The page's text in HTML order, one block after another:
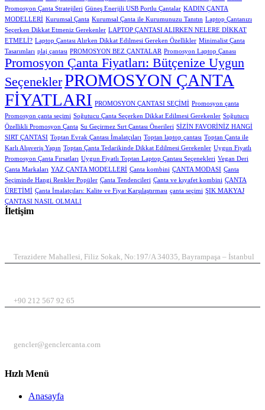
Promosyon Çanta Stratejileri Güneş Enerjili USB Portlu Çantalar KADIN ÇANTA
MODELLERİ Kurumsal Çanta Kurumsal Çanta ile Kurumunuzu Tanıtın Laptop Çantanızı
Seçerken Dikkat Etmeniz Gerekenler LAPTOP ÇANTASI ALIRKEN NELERE DİKKAT
ETMELİ? Laptop Çantası Alırken Dikkat Edilmesi Gereken Özellikler Minimalist Çanta
Tasarımları plaj çantası PROMOSYON BEZ ÇANTALAR Promosyon Laptop Çanası
Promosyon Çanta Fiyatları: Bütçenize Uygun
SeçeneklerPROMOSYON ÇANTA
FİYATLARI PROMOSYON ÇANTASI SEÇİMİ Promosyon çanta
Promosyon çanta seçimi Soğutucu Çanta Seçerken Dikkat Edilmesi Gerekenler Soğutucu
Özellikli Promosyon Çanta Su Geçirmez Sırt Çantası Önerileri SİZİN FAVORİNİZ HANGİ
SIRT ÇANTASI Toptan Evrak Çantası İmalatçıları Toptan laptop çantası Toptan Çanta ile
Karlı Alışveriş Yapın Toptan Çanta Tedarikinde Dikkat Edilmesi Gerekenler Uygun Fiyatlı
Promosyon Çanta Fırsatları Uygun Fiyatlı Toptan Laptop Çantası Seçenekleri Vegan Deri
Çanta Markaları YAZ ÇANTA MODELLERİ Çanta kombini ÇANTA MODASI Çanta
Seçiminde Hangi Renkler Popüler Çanta Tendencileri Çanta ve kıyafet kombini ÇANTA
ÜRETİMİ Çanta İmalatçıları: Kalite ve Fiyat Karşılaştırması çanta seçimi ŞIK MAKYAJ
ÇANTASI NASIL OLMALI
İletişim
Terazidere Mahallesi, Filiz Sokak, No:197/A 34035, Bayrampaşa – İstanbul
+90 212 567 92 65
gencler@genclercanta.com
Hızlı Menü
Anasayfa